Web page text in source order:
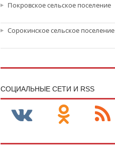
Покровское сельское поселение
Сорокинское сельское поселение
CОЦИАЛЬНЫЕ СЕТИ И RSS